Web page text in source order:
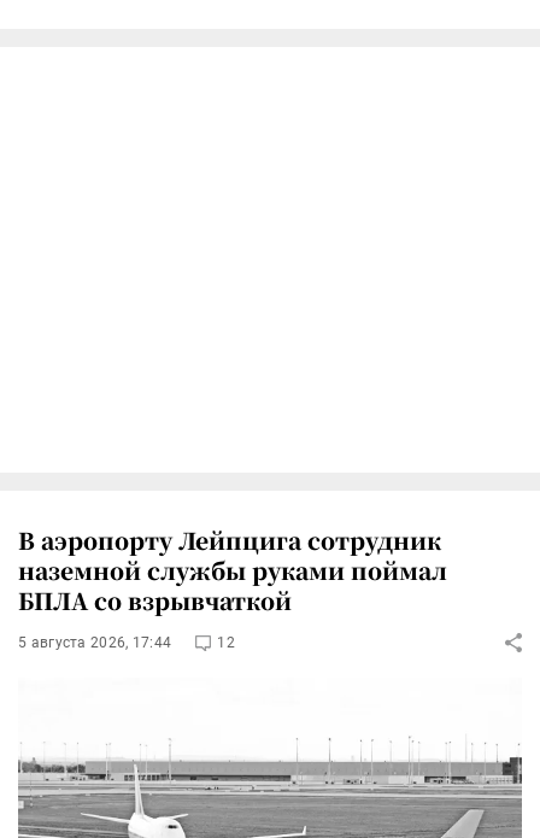
В аэропорту Лейпцига сотрудник
наземной службы руками поймал
БПЛА со взрывчаткой
5 августа 2026, 17:44 12